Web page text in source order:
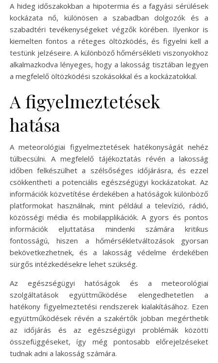
A hideg időszakokban a hipotermia és a fagyási sérülések
kockázata nő, különösen a szabadban dolgozók és a
szabadtéri tevékenységeket végzők körében. Ilyenkor is
kiemelten fontos a réteges öltözködés, és figyelni kell a
testünk jelzéseire. A különböző hőmérsékleti viszonyokhoz
alkalmazkodva lényeges, hogy a lakosság tisztában legyen
a megfelelő öltözködési szokásokkal és a kockázatokkal.
A figyelmeztetések
hatása
A meteorológiai figyelmeztetések hatékonyságát nehéz
túlbecsülni. A megfelelő tájékoztatás révén a lakosság
időben felkészülhet a szélsőséges időjárásra, és ezzel
csökkentheti a potenciális egészségügyi kockázatokat. Az
információk közvetítése érdekében a hatóságok különböző
platformokat használnak, mint például a televízió, rádió,
közösségi média és mobilapplikációk. A gyors és pontos
információk eljuttatása mindenki számára kritikus
fontosságú, hiszen a hőmérsékletváltozások gyorsan
bekövetkezhetnek, és a lakosság védelme érdekében
sürgős intézkedésekre lehet szükség.
Az egészségügyi hatóságok és a meteorológiai
szolgáltatások együttműködése elengedhetetlen a
hatékony figyelmeztetési rendszerek kialakításához. Ezen
együttműködések révén a szakértők jobban megérthetik
az időjárás és az egészségügyi problémák közötti
összefüggéseket, így még pontosabb előrejelzéseket
tudnak adni a lakosság számára.